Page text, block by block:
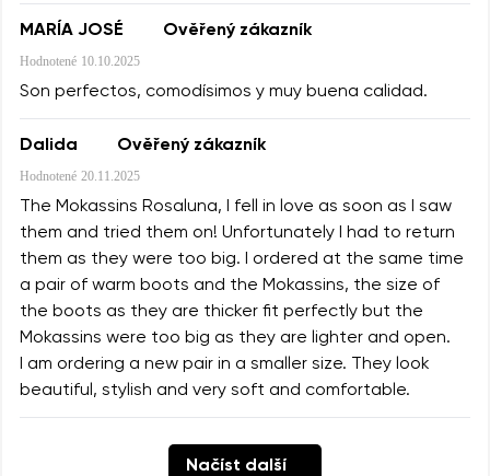
MARÍA JOSÉ Ověřený zákazník
Hodnotené 10.10.2025
Son perfectos, comodísimos y muy buena calidad.
Dalida Ověřený zákazník
Hodnotené 20.11.2025
The Mokassins Rosaluna, I fell in love as soon as I saw
them and tried them on! Unfortunately I had to return
them as they were too big. I ordered at the same time
a pair of warm boots and the Mokassins, the size of
the boots as they are thicker fit perfectly but the
Mokassins were too big as they are lighter and open.
I am ordering a new pair in a smaller size. They look
beautiful, stylish and very soft and comfortable.
Načíst další